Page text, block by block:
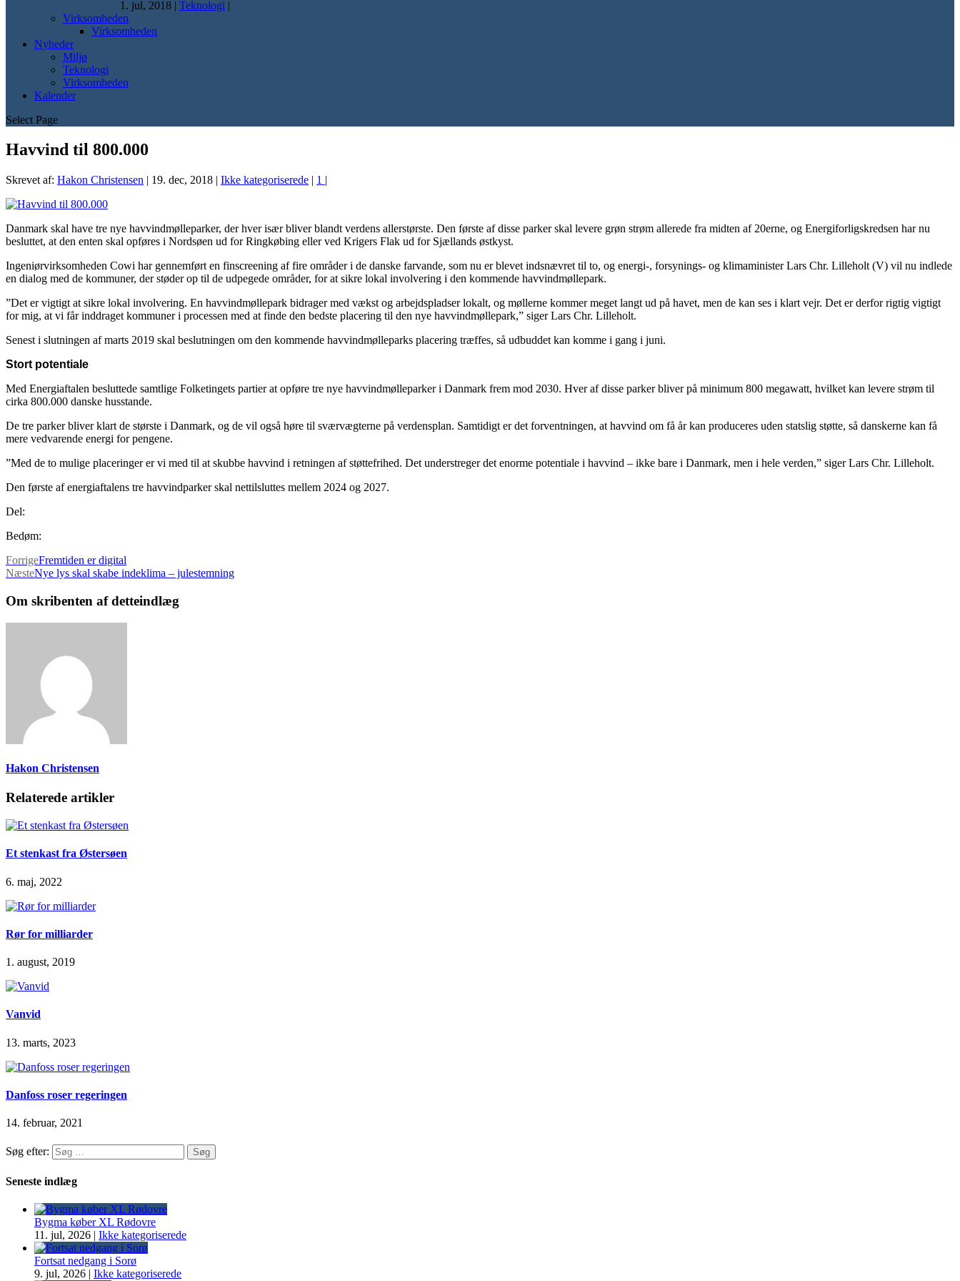
1. jul, 2018 | Teknologi |
Virksomheden
Virksomheden
Nyheder
Miljø
Teknologi
Virksomheden
Kalender
Select Page
Havvind til 800.000
Skrevet af: Hakon Christensen | 19. dec, 2018 | Ikke kategoriserede | 1 |
Danmark skal have tre nye havvindmølleparker, der hver især bliver blandt verdens allerstørste. Den første af disse parker skal levere grøn strøm allerede fra midten af 20erne, og Energiforligskredsen har nu
besluttet, at den enten skal opføres i Nordsøen ud for Ringkøbing eller ved Krigers Flak ud for Sjællands østkyst.
Ingeniørvirksomheden Cowi har gennemført en finscreening af fire områder i de danske farvande, som nu er blevet indsnævret til to, og energi-, forsynings- og klimaminister Lars Chr. Lilleholt (V) vil nu indlede
en dialog med de kommuner, der støder op til de udpegede områder, for at sikre lokal involvering i den kommende havvindmøllepark.
”Det er vigtigt at sikre lokal involvering. En havvindmøllepark bidrager med vækst og arbejdspladser lokalt, og møllerne kommer meget langt ud på havet, men de kan ses i klart vejr. Det er derfor rigtig vigtigt
for mig, at vi får inddraget kommuner i processen med at finde den bedste placering til den nye havvindmøllepark,” siger Lars Chr. Lilleholt.
Senest i slutningen af marts 2019 skal beslutningen om den kommende havvindmølleparks placering træffes, så udbuddet kan komme i gang i juni.
Stort potentiale
Med Energiaftalen besluttede samtlige Folketingets partier at opføre tre nye havvindmølleparker i Danmark frem mod 2030. Hver af disse parker bliver på minimum 800 megawatt, hvilket kan levere strøm til
cirka 800.000 danske husstande.
De tre parker bliver klart de største i Danmark, og de vil også høre til sværvægterne på verdensplan. Samtidigt er det forventningen, at havvind om få år kan produceres uden statslig støtte, så danskerne kan få
mere vedvarende energi for pengene.
”Med de to mulige placeringer er vi med til at skubbe havvind i retningen af støttefrihed. Det understreger det enorme potentiale i havvind – ikke bare i Danmark, men i hele verden,” siger Lars Chr. Lilleholt.
Den første af energiaftalens tre havvindparker skal nettilsluttes mellem 2024 og 2027.
Del:
Bedøm:
ForrigeFremtiden er digital
NæsteNye lys skal skabe indeklima – julestemning
Om skribenten af detteindlæg
Hakon Christensen
Relaterede artikler
Et stenkast fra Østersøen
6. maj, 2022
Rør for milliarder
1. august, 2019
Vanvid
13. marts, 2023
Danfoss roser regeringen
14. februar, 2021
Søg efter:
Seneste indlæg
Bygma køber XL Rødovre
11. jul, 2026 | Ikke kategoriserede
Fortsat nedgang i Sorø
9. jul, 2026 | Ikke kategoriserede